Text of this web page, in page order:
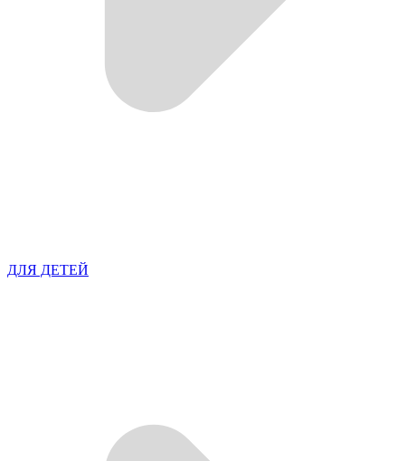
ДЛЯ ДЕТЕЙ